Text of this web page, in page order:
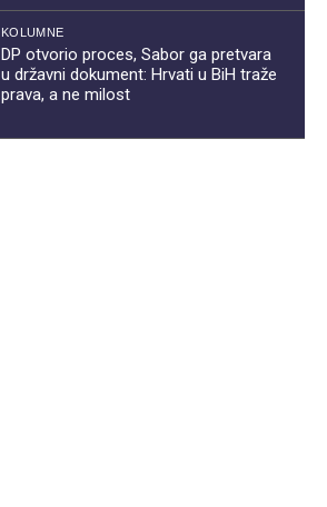
KOLUMNE
DP otvorio proces, Sabor ga pretvara
u državni dokument: Hrvati u BiH traže
prava, a ne milost